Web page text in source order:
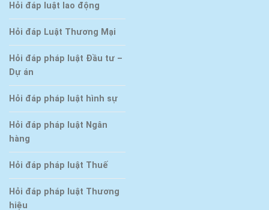
Hỏi đáp luật lao động
Hỏi đáp Luật Thương Mại
Hỏi đáp pháp luật Đầu tư –
Dự án
Hỏi đáp pháp luật hình sự
Hỏi đáp pháp luật Ngân
hàng
Hỏi đáp pháp luật Thuế
Hỏi đáp pháp luật Thương
hiệu